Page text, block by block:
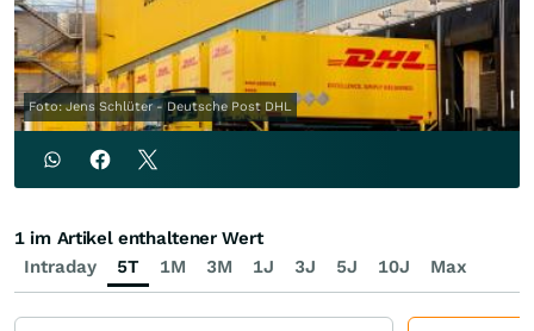
Foto: Jens Schlüter - Deutsche Post DHL
Intraday 5T 1M 3M 1J 3J 5J 10J Max
1 im Artikel enthaltener Wert